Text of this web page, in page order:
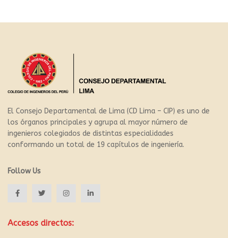
El Consejo Departamental de Lima (CD Lima – CIP) es uno de
los órganos principales y agrupa al mayor número de
ingenieros colegiados de distintas especialidades
conformando un total de 19 capítulos de ingeniería.
Follow Us
Accesos directos: